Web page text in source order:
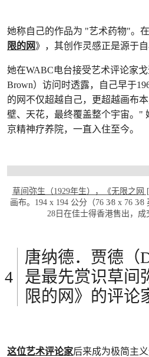
她称自己的作品为 "艺术药物"。
限的网》，其创作灵感正是源于
她在WABC电台接受艺术评论家
Brown）访问时透露，自己早于
的网不仅超越自己，更超越画布
壁、天花，最终覆盖整个宇宙。"
京精神疗养院，一直入住至今。
打开
草间弥生（1929年生），《无限之网
画布。194 x 194 公分（76 3⁄8 x 76
28日在佳士得香港售出，成
唐纳德．贾德（
是最先赏识草间
限的网》的评论
这位艺术评论家后来成为极简主